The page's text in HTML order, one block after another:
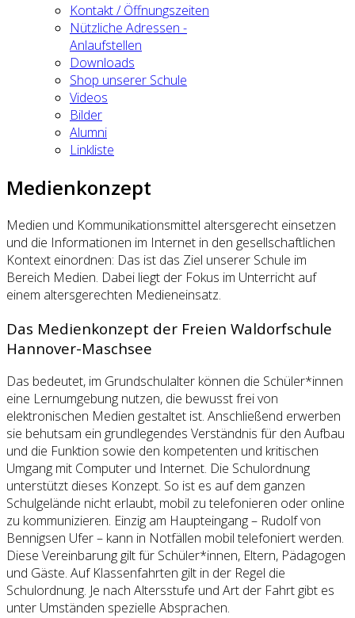
Kontakt / Öffnungszeiten
Nützliche Adressen -
Anlaufstellen
Downloads
Shop unserer Schule
Videos
Bilder
Alumni
Linkliste
Medienkonzept
Medien und Kommunikationsmittel altersgerecht einsetzen
und die Informationen im Internet in den gesellschaftlichen
Kontext einordnen: Das ist das Ziel unserer Schule im
Bereich Medien. Dabei liegt der Fokus im Unterricht auf
einem altersgerechten Medieneinsatz.
Das Medienkonzept der Freien Waldorfschule
Hannover-Maschsee
Das bedeutet, im Grundschulalter können die Schüler*innen
eine Lernumgebung nutzen, die bewusst frei von
elektronischen Medien gestaltet ist. Anschließend erwerben
sie behutsam ein grundlegendes Verständnis für den Aufbau
und die Funktion sowie den kompetenten und kritischen
Umgang mit Computer und Internet. Die Schulordnung
unterstützt dieses Konzept. So ist es auf dem ganzen
Schulgelände nicht erlaubt, mobil zu telefonieren oder online
zu kommunizieren. Einzig am Haupteingang – Rudolf von
Bennigsen Ufer – kann in Notfällen mobil telefoniert werden.
Diese Vereinbarung gilt für Schüler*innen, Eltern, Pädagogen
und Gäste. Auf Klassenfahrten gilt in der Regel die
Schulordnung. Je nach Altersstufe und Art der Fahrt gibt es
unter Umständen spezielle Absprachen.